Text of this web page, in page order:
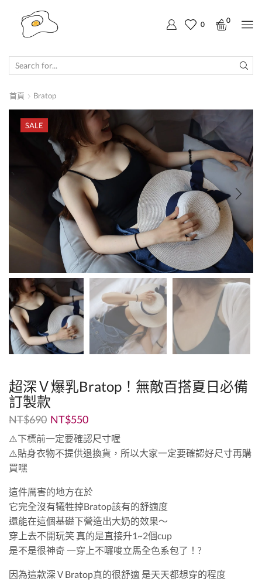
0
0
首頁 Bratop
SALE
超深Ｖ爆乳Bratop！無敵百搭夏日必備
訂製款
NT$690 NT$550
⚠️下標前一定要確認尺寸喔
⚠️貼身衣物不提供退換貨，所以大家一定要確認好尺寸再購
買嘿
這件厲害的地方在於
它完全沒有犧牲掉Bratop該有的舒適度
還能在這個基礎下營造出大奶的效果～
穿上去不開玩笑 真的是直接升1~2個cup
是不是很神奇 一穿上不囉唆立馬全色系包了！?
因為這款深ＶBratop真的很舒適 是天天都想穿的程度